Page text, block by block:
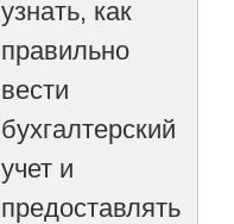
узнать, как
правильно
вести
бухгалтерский
учет и
предоставлять